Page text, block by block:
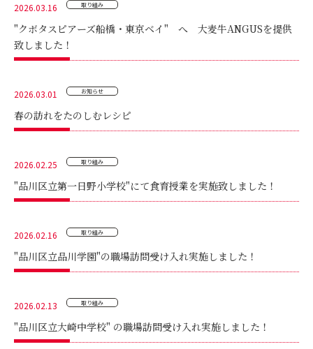
2026.03.16 取り組み
"クボタスピアーズ船橋・東京ベイ" へ 大麦牛ANGUSを提供
致しました！
2026.03.01 お知らせ
春の訪れをたのしむレシピ
2026.02.25 取り組み
"品川区立第一日野小学校"にて食育授業を実施致しました！
2026.02.16 取り組み
"品川区立品川学園"の職場訪問受け入れ実施しました！
2026.02.13 取り組み
"品川区立大崎中学校" の職場訪問受け入れ実施しました！